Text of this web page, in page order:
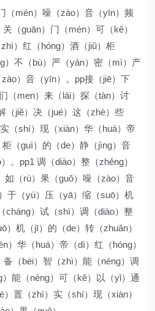
（mén）噪（zào）音（yīn）频
（guān）门（mén）可（kě）
）红（hóng）酒（jiǔ）柜
）不（bù）严（yán）密（mì）产
zào）音（yīn）。pp接（jiē）下
（men）来（lái）探（tàn）讨
（jiě）决（jué）这（zhè）些
（shí）现（xiàn）华（huá）帝
柜（guì）的（de）静（jìng）音
。pp1 调（diào）整（zhěng）
如（rú）果（guǒ）噪（zào）音
于（yú）压（yā）缩（suō）机
cháng）试（shì）调（diào）整
）机（jī）的（de）转（zhuǎn）
）华（huá）帝（dì）红（hóng）
（bèi）智（zhì）能（néng）调
）能（néng）可（kě）以（yǐ）通
）置（zhì）实（shí）现（xiàn）